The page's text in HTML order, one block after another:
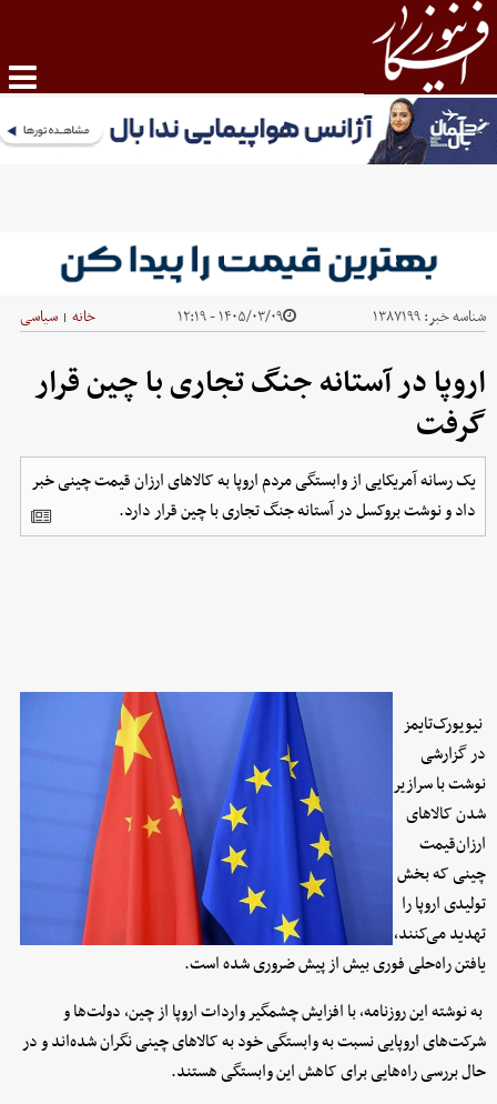
شناسه خبر:۱۳۸۷۱۹۹ ۱۴۰۵/۰۳/۰۹ - ۱۲:۱۹ خانه | سیاسی
اروپا در آستانه جنگ تجاری با چین قرار
گرفت
یک رسانه آمریکایی از وابستگی مردم اروپا به کالا‌های ارزان قیمت چینی خبر
داد و نوشت بروکسل در آستانه جنگ تجاری با چین قرار دارد.
نیویورک‌تایمز
در گزارشی
نوشت با سرازیر
شدن کالاهای
ارزان‌قیمت
چینی که بخش
تولیدی اروپا را
تهدید می‌کنند،
یافتن راه‌حلی فوری بیش از پیش ضروری شده است.
به نوشته این روزنامه، با افزایش چشمگیر واردات اروپا از چین، دولت‌ها و
شرکت‌های اروپایی نسبت به وابستگی خود به کالاهای چینی نگران شده‌اند و در
حال بررسی راه‌هایی برای کاهش این وابستگی هستند.